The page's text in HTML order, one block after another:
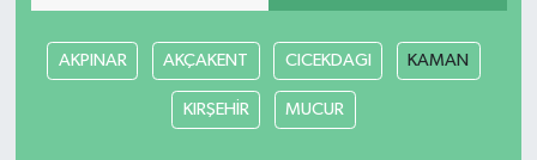
AKPINAR AKÇAKENT CICEKDAGI KAMAN
KIRŞEHİR MUCUR